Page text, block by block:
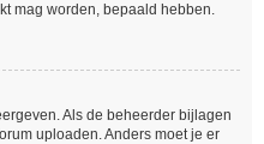
mag worden, bepaald hebben.
Als de beheerder bijlagen
uploaden. Anders moet je er